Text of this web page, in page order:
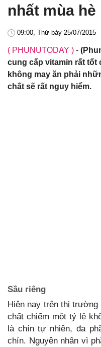
nhất mùa hè
09:00, Thứ bảy 25/07/2015
( PHUNUTODAY ) -
cung cấp vitamin rất
không may ăn phải
chất sẽ rất nguy hiểm.
Sầu riêng
Hiện nay trên thị trường
chất chiếm một tỷ lệ
là chín tự nhiên, đa
chín. Nguyên nhân vì